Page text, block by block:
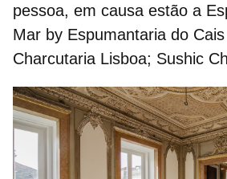
pessoa, em causa estão a
Mar by Espumantaria do
Charcutaria Lisboa; Sushic